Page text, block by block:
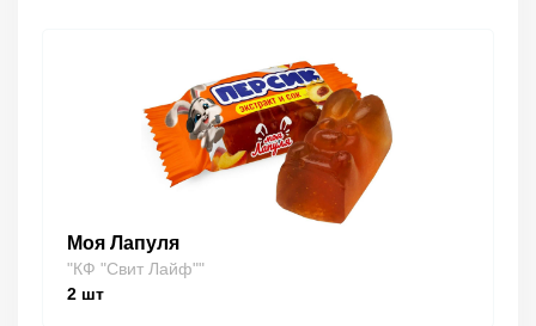
Моя Лапуля
"КФ "Свит Лайф""
2 шт